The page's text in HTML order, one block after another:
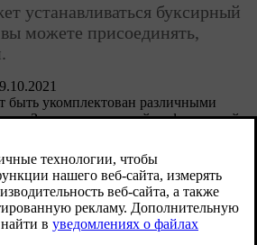
устанавливаться буксирный
можете присоединять,
быть укомплектован различными
За дополнительной информацией